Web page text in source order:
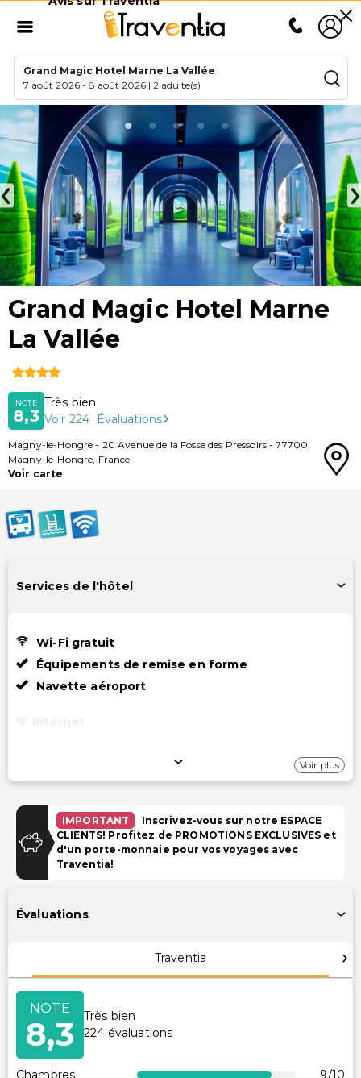
Grand Magic Hotel Marne La Vallée
7 août 2026 -8 août 2026 |2 adulte(s)
Grand Magic Hotel Marne
La Vallée
NOTE
8,3
Très bien
Voir 224 Évaluations
Magny-le-Hongre - 20 Avenue de la Fosse des Pressoirs-77700,
Magny-le-Hongre, France
Voir carte
Services de l'hôtel
Wi-Fi gratuit
Équipements de remise en forme
Navette aéroport
Stationnement
Parking (payant)
Installations
Équipements de remise en forme
Stationnement pour vélos disponible
Espace de conférence
Prise en charge à la gare (supplément)
Navette aéroport (payante)
Navette aéroport
Voir plus
IMPORTANT
Inscrivez-vous sur notre ESPACE
CLIENTS! Profitez de PROMOTIONS EXCLUSIVES et
d'un porte-monnaie pour vos voyages avec
Traventia!
Évaluations
Traventia
NOTE
8,3
Très bien
224 évaluations
Chambres 9/10